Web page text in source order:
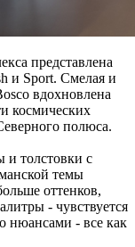
представлена
и Sport. Смелая и
вдохновлена
космических
полюса.
и толстовки с
темы
оттенков,
- чувствуется
нюансами - все как